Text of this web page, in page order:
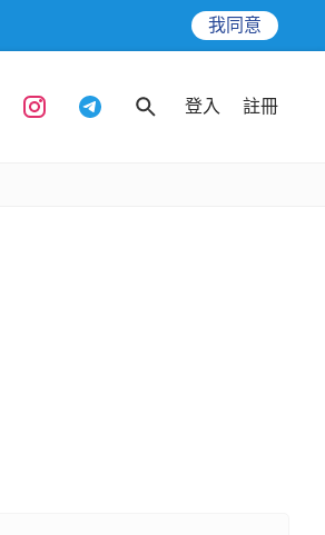
我同意
登入 註冊